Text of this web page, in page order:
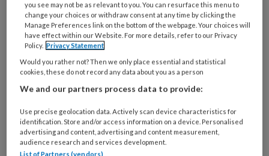
you see may not be as relevant to you. You can resurface this menu to
change your choices or withdraw consent at any time by clicking the
Manage Preferences link on the bottom of the webpage. Your choices will
have effect within our Website. For more details, refer to our Privacy
Policy. Privacy Statement
Would you rather not? Then we only place essential and statistical
cookies, these do not record any data about you as a person
We and our partners process data to provide:
Use precise geolocation data. Actively scan device characteristics for
identification. Store and/or access information on a device. Personalised
advertising and content, advertising and content measurement,
audience research and services development.
List of Partners (vendors)